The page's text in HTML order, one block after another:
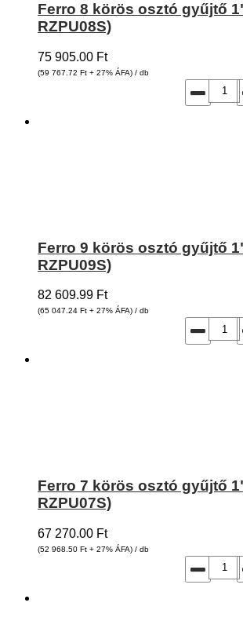
Ferro 8 körös osztó gyűjtő
RZPU08S)
75 905.00 Ft
(59 767.72 Ft + 27% ÁFA) / db
Ferro 9 körös osztó gyűjtő
RZPU09S)
82 609.99 Ft
(65 047.24 Ft + 27% ÁFA) / db
Ferro 7 körös osztó gyűjtő
RZPU07S)
67 270.00 Ft
(52 968.50 Ft + 27% ÁFA) / db